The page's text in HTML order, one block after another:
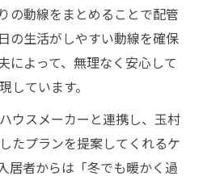
の動線をまとめることで配管
の生活がしやすい動線を確保
によって、無理なく安心して
しています。
ウスメーカーと連携し、玉村
たプランを提案してくれるケ
居者からは「冬でも暖かく過